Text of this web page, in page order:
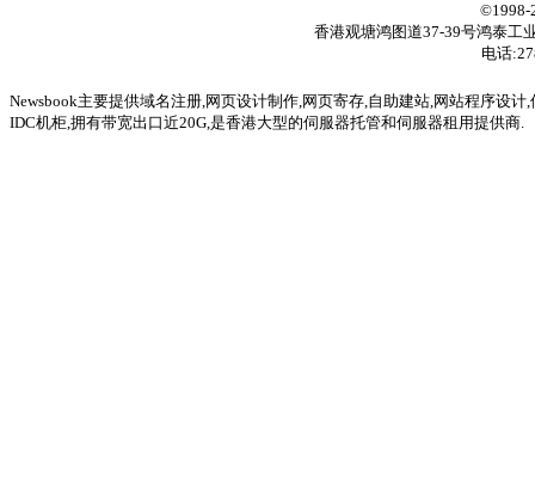
©1998-
香港观塘鸿图道37-39号鸿泰工
电话
Newsbook主要提供域名注册,网页设计制作,网页寄存,自助建站,网站程序设计,
IDC机柜,拥有带宽出口近20G,是香港大型的伺服器托管和伺服器租用提供商.